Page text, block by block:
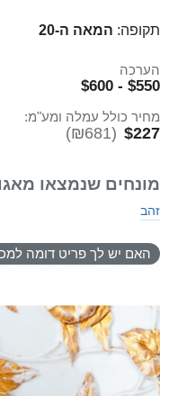
תקופה: המאה ה-20
הערכה
$550 - $600
מחיר כולל עמלה ומע"מ:
$227
(₪681)
מונחים שנמצאו
זהב
האם יש לך פריט דומה